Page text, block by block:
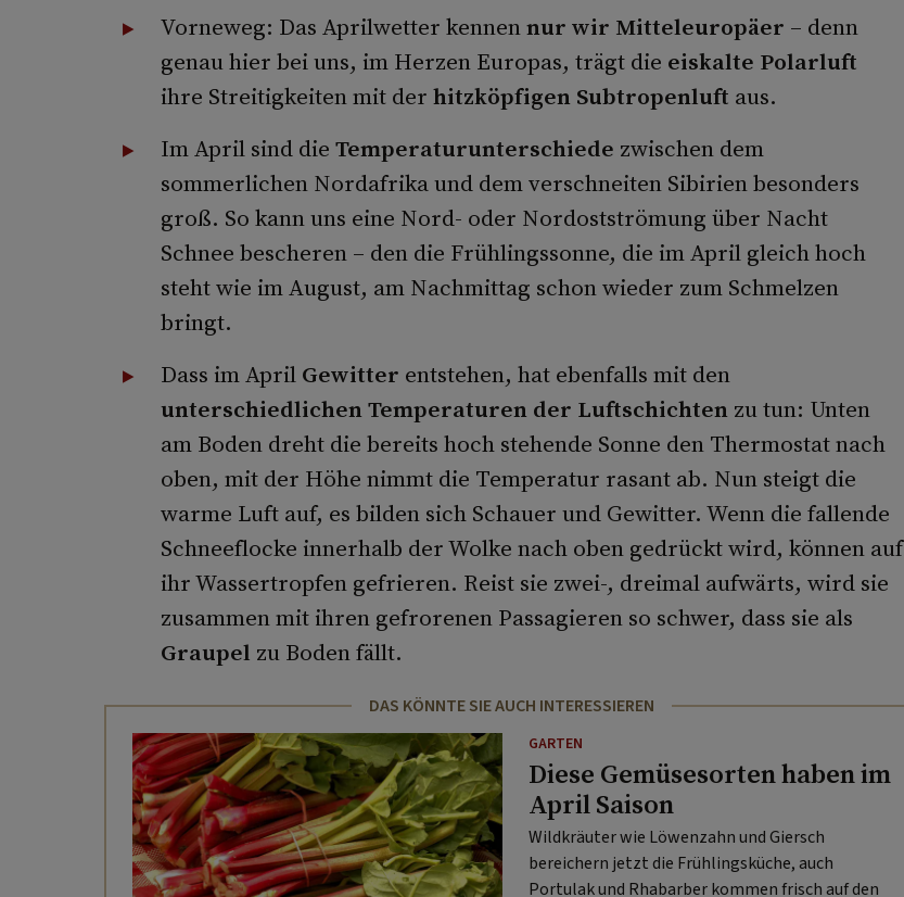
Vorneweg: Das Aprilwetter kennennur wir Mitteleuropäer – denn
genau hier bei uns, im Herzen Europas, trägt die eiskalte Polarluft
ihre Streitigkeiten mit der hitzköpfigen Subtropenluft aus.
Im April sind die Temperaturunterschiede zwischen dem
sommerlichen Nordafrika und dem verschneiten Sibirien besonders
groß. So kann uns eine Nord- oder Nordostströmung über Nacht
Schnee bescheren – den die Frühlingssonne, die im April gleich hoch
steht wie im August, am Nachmittag schon wieder zum Schmelzen
bringt.
Dass im April Gewitter entstehen, hat ebenfalls mit den
unterschiedlichen Temperaturen der Luftschichtenzu tun: Unten
am Boden dreht die bereits hoch stehende Sonne den Thermostat nach
oben, mit der Höhe nimmt die Temperatur rasant ab. Nun steigt die
warme Luft auf, es bilden sich Schauer und Gewitter. Wenn die fallende
Schneeflocke innerhalb der Wolke nach oben gedrückt wird, können auf
ihr Wassertropfen gefrieren. Reist sie zwei-, dreimal aufwärts, wird sie
zusammen mit ihren gefrorenen Passagieren so schwer, dass sie als
Graupel zu Boden fällt.
DAS KÖNNTE SIE AUCH INTERESSIEREN
GARTEN
Diese Gemüsesorten haben im
April Saison
Wildkräuter wie Löwenzahn und Giersch
bereichern jetzt die Frühlingsküche, auch
Portulak und Rhabarber kommen frisch auf den